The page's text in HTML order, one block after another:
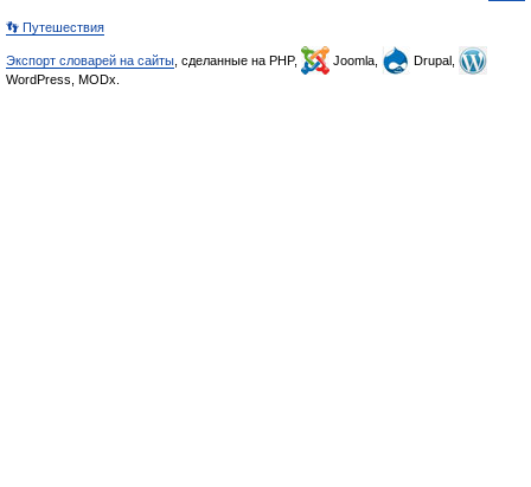
👣 Путешествия
Экспорт словарей на сайты , сделанные на PHP, Joomla,
Drupal,
WordPress, MODx.